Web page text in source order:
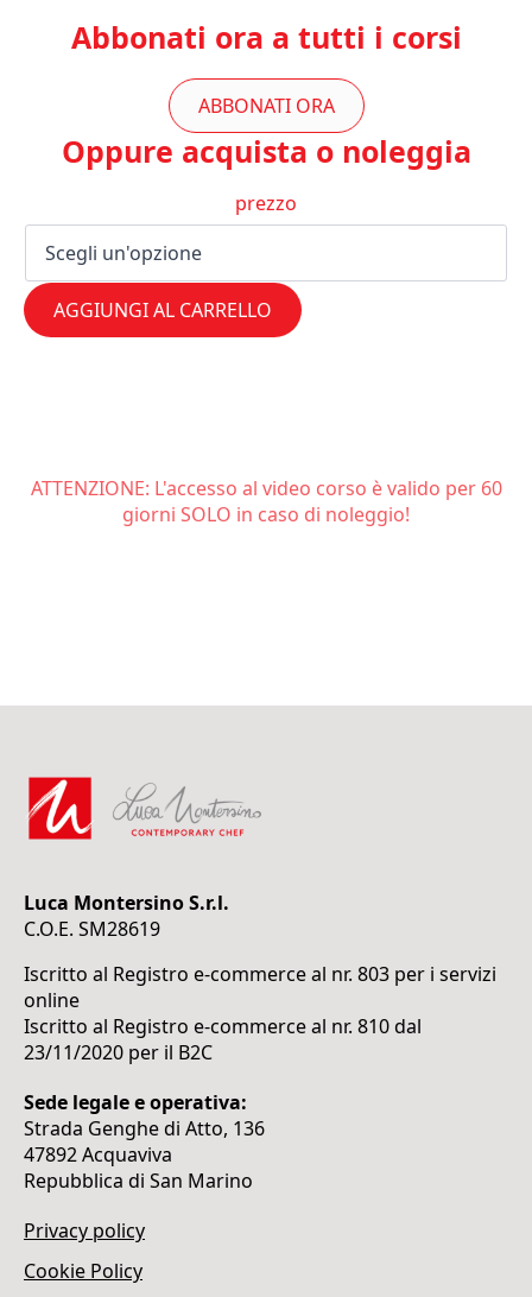
Abbonati ora a tutti i corsi
ABBONATI ORA
Oppure acquista o noleggia
prezzo
AGGIUNGI AL CARRELLO
ATTENZIONE: L'accesso al video corso è valido per 60
giorni SOLO in caso di noleggio!
Luca Montersino S.r.l.
C.O.E. SM28619
Iscritto al Registro e-commerce al nr. 803 per i servizi
online
Iscritto al Registro e-commerce al nr. 810 dal
23/11/2020 per il B2C
Sede legale e operativa:
Strada Genghe di Atto, 136
47892 Acquaviva
Repubblica di San Marino
Privacy policy
Cookie Policy